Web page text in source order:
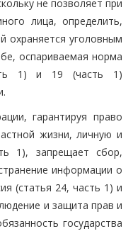
не позволяет при
лица, определить,
охраняется уголовным
оспариваемая норма
1) и 19 (часть 1)
гарантируя право
жизни, личную и
1), запрещает сбор,
информации о
(статья 24, часть 1) и
и защита прав и
государства